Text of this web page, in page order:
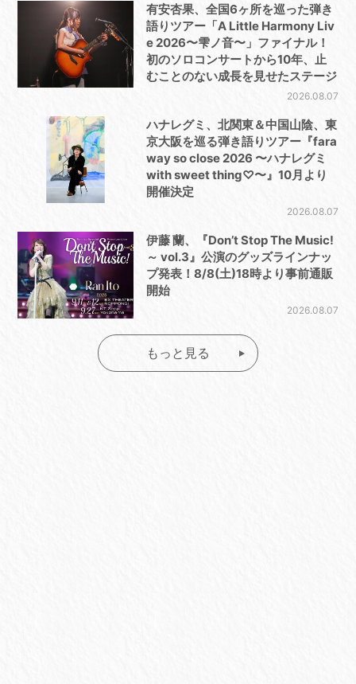
有安杏果、全国6ヶ所を巡った弾き
語りツアー「A Little Harmony Liv
e 2026〜雫ノ音〜」ファイナル！
初のソロコンサートから10年、止
むことのない成長を見せたステージ
2026.08.07
ハナレグミ、北関東＆中国山陰、東
京大阪を巡る弾き語りツアー『fara
way so close 2026 〜ハナレグミ
with sweet thing♡〜』10月より
開催決定
2026.08.07
伊藤 蘭、『Don’t Stop The Music!
～ vol.3』公演のグッズラインナッ
プ発表！8/8(土)18時より事前通販
開始
2026.08.07
もっと見る